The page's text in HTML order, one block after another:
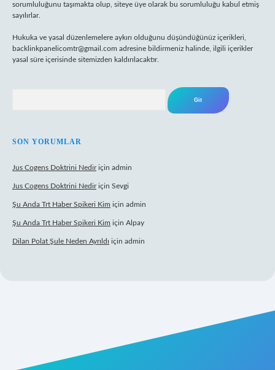
sorumluluğunu taşımakta olup, siteye üye olarak bu sorumluluğu kabul etmiş
sayılırlar.
Hukuka ve yasal düzenlemelere aykırı olduğunu düşündüğünüz içerikleri,
backlinkpanelicomtr@gmail.com adresine bildirmeniz halinde, ilgili içerikler
yasal süre içerisinde sitemizden kaldırılacaktır.
SON YORUMLAR
Jus Cogens Doktrini Nediriçin admin
Jus Cogens Doktrini Nediriçin Sevgi
Şu Anda Trt Haber Spikeri Kim için admin
Şu Anda Trt Haber Spikeri Kim için Alpay
Dilan Polat Şule Neden Ayrıldı için admin